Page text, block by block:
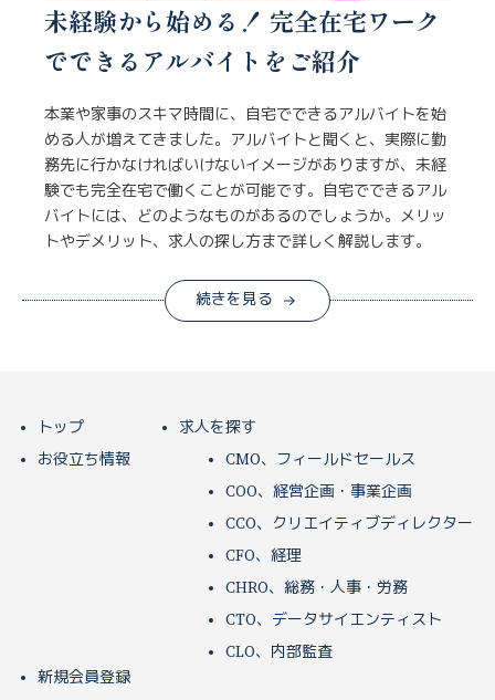
未経験から始める！ 完全在宅ワーク
でできるアルバイトをご紹介
本業や家事のスキマ時間に、自宅でできるアルバイトを始
める人が増えてきました。アルバイトと聞くと、実際に勤
務先に行かなければいけないイメージがありますが、未経
験でも完全在宅で働くことが可能です。自宅でできるアル
バイトには、どのようなものがあるのでしょうか。メリッ
トやデメリット、求人の探し方まで詳しく解説します。
続きを見る
トップ
お役立ち情報
求人を探す
CMO、フィールドセールス
COO、経営企画・事業企画
CCO、クリエイティブディレクター
CFO、経理
CHRO、総務・人事・労務
CTO、データサイエンティスト
CLO、内部監査
新規会員登録